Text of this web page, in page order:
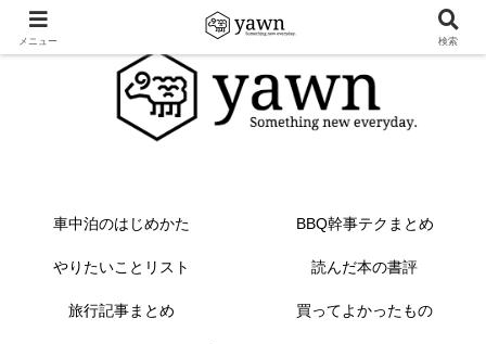
車中泊のはじめかた BBQ幹事テクまとめ
やりたいことリスト 読んだ本の書評
旅行記事まとめ 買ってよかったもの
メニュー 検索